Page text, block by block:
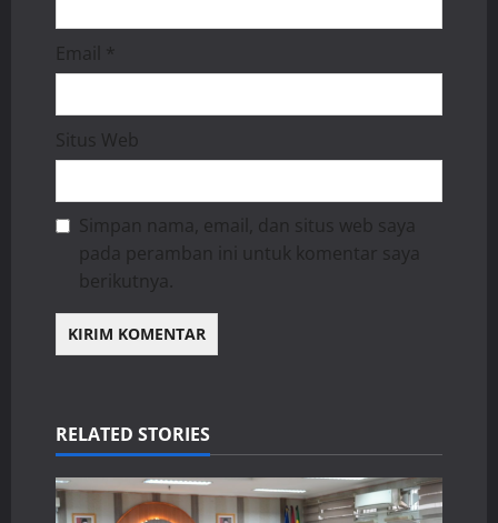
Email *
Situs Web
Simpan nama, email, dan situs web saya
pada peramban ini untuk komentar saya
berikutnya.
RELATED STORIES